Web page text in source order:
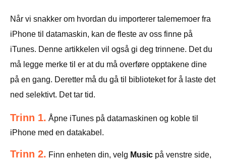
Når vi snakker om hvordan du importerer talememoer fra
iPhone til datamaskin, kan de fleste av oss finne på
iTunes. Denne artikkelen vil også gi deg trinnene. Det du
må legge merke til er at du må overføre opptakene dine
på en gang. Deretter må du gå til biblioteket for å laste det
ned selektivt. Det tar tid.
Trinn 1. Åpne iTunes på datamaskinen og koble til
iPhone med en datakabel.
Trinn 2. Finn enheten din, velg Music på venstre side,